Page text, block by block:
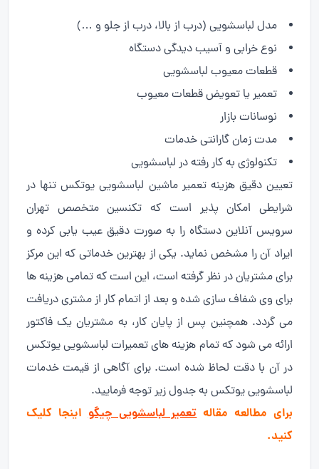
مدل لباسشویی (درب از بالا، درب از جلو و …)
نوع خرابی و آسیب دیدگی دستگاه
قطعات معیوب لباسشویی
تعمیر یا تعویض قطعات معیوب
نوسانات بازار
مدت زمان گارانتی خدمات
تکنولوژی به کار رفته در لباسشویی
تعیین دقیق هزینه تعمیر ماشین لباسشویی یوتکس تنها در
شرایطی امکان پذیر است که تکنسین متخصص تهران
سرویس آنلاین دستگاه را به صورت دقیق عیب یابی کرده و
ایراد آن را مشخص نماید. یکی از بهترین خدماتی که این مرکز
برای مشتریان در نظر گرفته است، این است که تمامی هزینه ها
برای وی شفاف سازی شده و بعد از اتمام کار از مشتری دریافت
می گردد. همچنین پس از پایان کار، به مشتریان یک فاکتور
ارائه می شود که تمام هزینه های تعمیرات لباسشویی یوتکس
در آن با دقت لحاظ شده است. برای آگاهی از قیمت خدمات
لباسشویی یوتکس به جدول زیر توجه فرمایید.
برای مطالعه مقالهتعمیر لباسشویی چیگواینجا کلیک
کنید.